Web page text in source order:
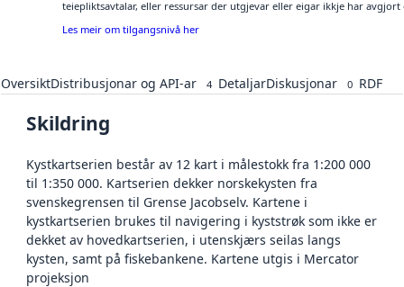
teiepliktsavtalar, eller ressursar der utgjevar eller eigar ikkje har
Les meir om tilgangsnivå her
OversiktDistribusjonar og API-ar 4 DetaljarDiskusjonar 0 RDF
Skildring
Kystkartserien består av 12 kart i målestokk fra 1:200 000
til 1:350 000. Kartserien dekker norskekysten fra
svenskegrensen til Grense Jacobselv. Kartene i
kystkartserien brukes til navigering i kyststrøk som ikke er
dekket av hovedkartserien, i utenskjærs seilas langs
kysten, samt på fiskebankene. Kartene utgis i Mercator
projeksjon